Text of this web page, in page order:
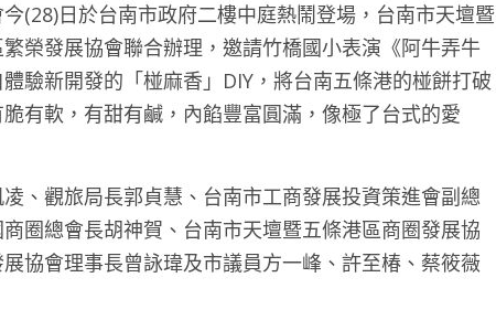
(28)日於台南市政府二樓中庭熱鬧登場，台南市天壇暨
榮發展協會聯合辦理，邀請竹橋國小表演《阿牛弄牛
驗新開發的「椪麻香」DIY，將台南五條港的椪餅打破
有軟，有甜有鹹，內餡豐富圓滿，像極了台式的愛
、觀旅局長郭貞慧、台南市工商發展投資策進會副總
圈總會長胡神賀、台南市天壇暨五條港區商圈發展協
協會理事長曾詠瑋及市議員方一峰、許至椿、蔡筱薇